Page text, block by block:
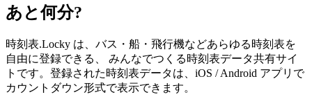
あと何分?
時刻表.Locky は、バス・船・飛行機などあらゆる時刻表を
自由に登録できる、 みんなでつくる時刻表データ共有サイ
トです。登録された時刻表データは、iOS / Android アプリで
カウントダウン形式で表示できます。